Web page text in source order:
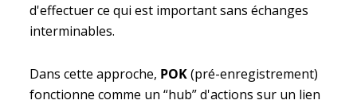
d'effectuer ce qui est important sans échanges
interminables.
Dans cette approche, POK(pré-enregistrement)
fonctionne comme un “hub” d'actions sur un lien